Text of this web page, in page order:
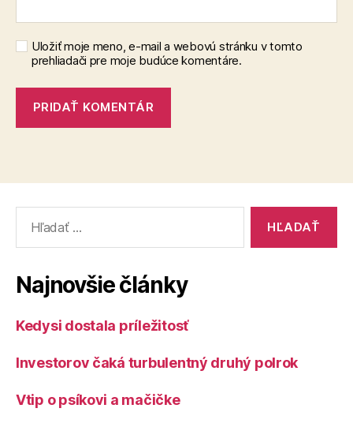
Uložiť moje meno, e-mail a webovú stránku v tomto
prehliadači pre moje budúce komentáre.
Najnovšie články
Kedysi dostala príležitosť
Investorov čaká turbulentný druhý polrok
Vtip o psíkovi a mačičke